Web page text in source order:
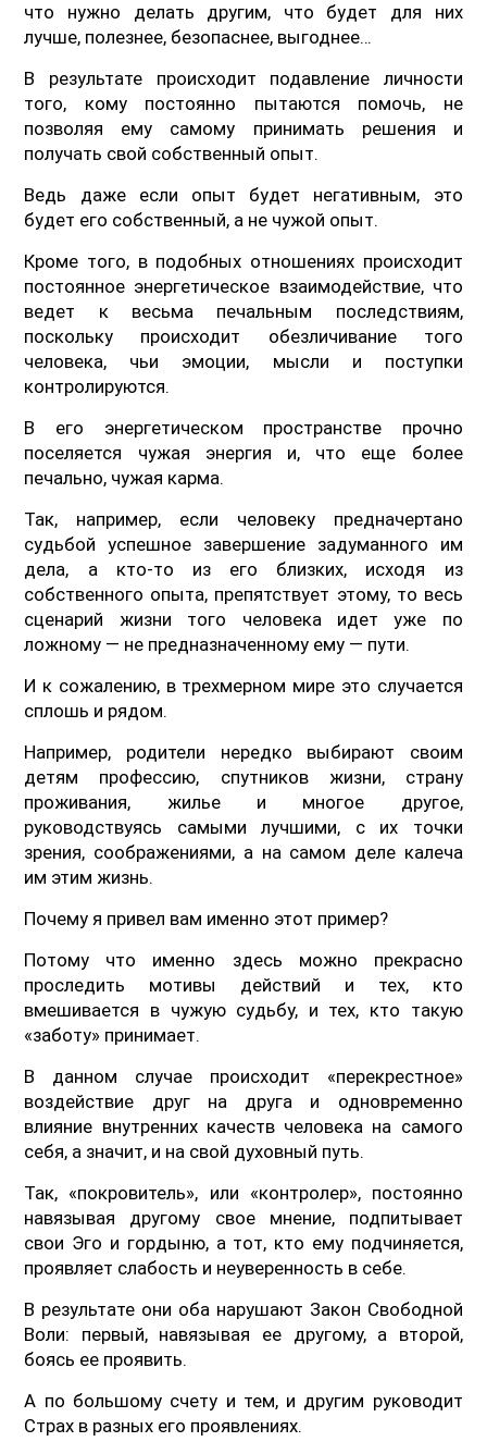
что нужно делать другим, что будет для них
лучше, полезнее, безопаснее, выгоднее…
В результате происходит подавление личности
того, кому постоянно пытаются помочь, не
позволяя ему самому принимать решения и
получать свой собственный опыт.
Ведь даже если опыт будет негативным, это
будет его собственный, а не чужой опыт.
Кроме того, в подобных отношениях происходит
постоянное энергетическое взаимодействие, что
ведет к весьма печальным последствиям,
поскольку происходит обезличивание того
человека, чьи эмоции, мысли и поступки
контролируются.
В его энергетическом пространстве прочно
поселяется чужая энергия и, что еще более
печально, чужая карма.
Так, например, если человеку предначертано
судьбой успешное завершение задуманного им
дела, а кто-то из его близких, исходя из
собственного опыта, препятствует этому, то весь
сценарий жизни того человека идет уже по
ложному — не предназначенному ему — пути.
И к сожалению, в трехмерном мире это случается
сплошь и рядом.
Например, родители нередко выбирают своим
детям профессию, спутников жизни, страну
проживания, жилье и многое другое,
руководствуясь самыми лучшими, с их точки
зрения, соображениями, а на самом деле калеча
им этим жизнь.
Почему я привел вам именно этот пример?
Потому что именно здесь можно прекрасно
проследить мотивы действий и тех, кто
вмешивается в чужую судьбу, и тех, кто такую
«заботу» принимает.
В данном случае происходит «перекрестное»
воздействие друг на друга и одновременно
влияние внутренних качеств человека на самого
себя, а значит, и на свой духовный путь.
Так, «покровитель», или «контролер», постоянно
навязывая другому свое мнение, подпитывает
свои Эго и гордыню, а тот, кто ему подчиняется,
проявляет слабость и неуверенность в себе.
В результате они оба нарушают Закон Свободной
Воли: первый, навязывая ее другому, а второй,
боясь ее проявить.
А по большому счету и тем, и другим руководит
Страх в разных его проявлениях.